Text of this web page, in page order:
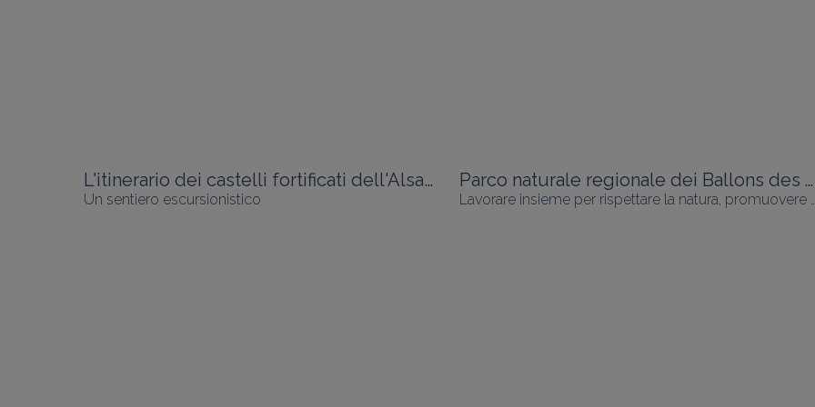
L'itinerario dei castelli fortificati dell'Alsazia
Un sentiero escursionistico
Parco naturale regionale dei Ballons des Vosges
Lavorare insieme per rispettare la natura, promuovere lo sviluppo umano e sostenere l'economia locale.